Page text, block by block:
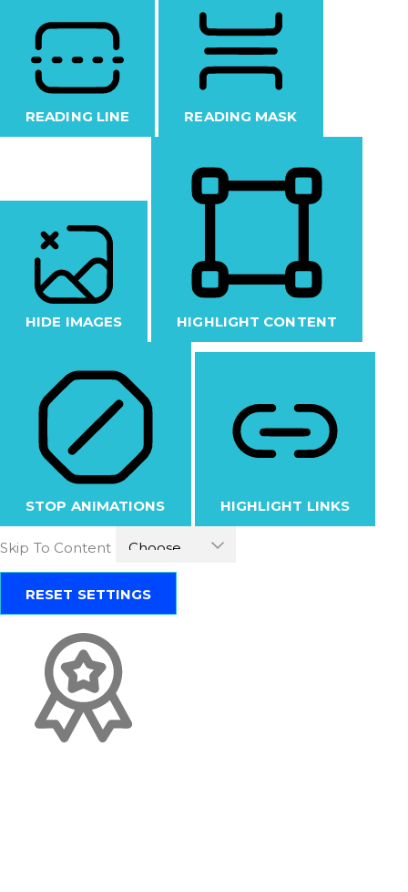
READING LINE READING MASK
HIDE IMAGES HIGHLIGHT CONTENT
STOP ANIMATIONS HIGHLIGHT LINKS
Skip To Content
RESET SETTINGS